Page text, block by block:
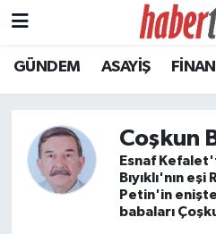
GÜNDEM ASAYİŞ
Coşkun
Esnaf
Bıyıklı'nın
Petin'in
babaları
Tire Nöbetçi Eczaneler
Tire Trafik Yoğunluk
Süper Lig Puan